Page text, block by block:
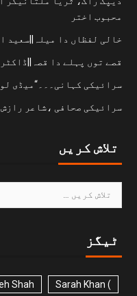
محبوب اختر
خالی لفظاں دا میلہ||سعید
قصے توں پہلے دا
سرائیکی کہانی۔۔۔“میڈی
سرائیکی صحافی ،شاعر
تلاش کریں
ٹیگز
) Sarah Khan
Shah